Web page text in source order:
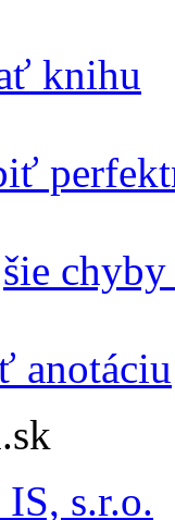
knihu
anotáciu
s.r.o.